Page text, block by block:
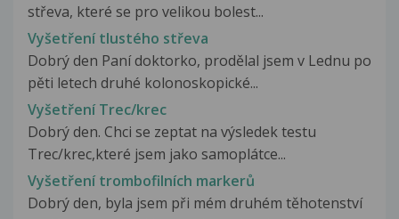
střeva, které se pro velikou bolest...
Vyšetření tlustého střeva
Dobrý den Paní doktorko, prodělal jsem v Lednu po
pěti letech druhé kolonoskopické...
Vyšetření Trec/krec
Dobrý den. Chci se zeptat na výsledek testu
Trec/krec,které jsem jako samoplátce...
Vyšetření trombofilních markerů
Dobrý den, byla jsem při mém druhém těhotenství